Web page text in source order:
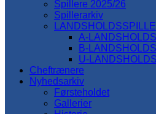
Spillere 2025/26
Spillerarkiv
A-
B-
U-
Cheftrænere
Nyhedsarkiv
Førsteholdet
Gallerier